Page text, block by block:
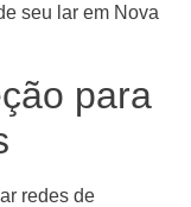
seu lar em Nova
para
redes de